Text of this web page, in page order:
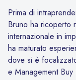
Prima di
Bruno ha ricoperto
internazionale in
ha maturato
dove si è
e Management Buy